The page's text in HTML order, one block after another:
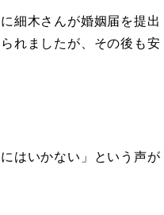
細木さんが婚姻届を提出
れましたが、その後も安
はいかない」という声が